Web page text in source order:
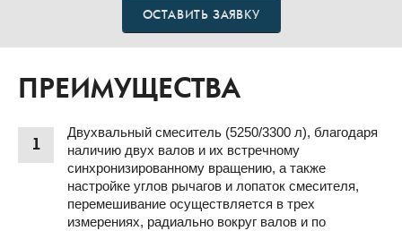
ОСТАВИТЬ ЗАЯВКУ
ПРЕИМУЩЕСТВА
1
Двухвальный смеситель (5250/3300 л), благодаря
наличию двух валов и их встречному
синхронизированному вращению, а также
настройке углов рычагов и лопаток смесителя,
перемешивание осуществляется в трех
измерениях, радиально вокруг валов и по